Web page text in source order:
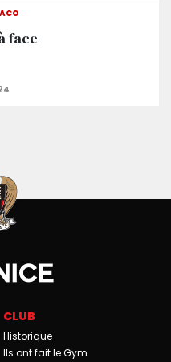
face
dernières places en vente
CLUB
Historique
Ils ont fait le Gym